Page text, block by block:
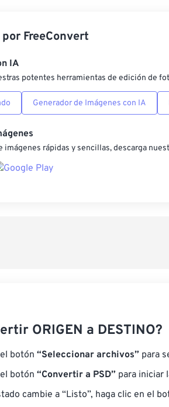
por FreeConvert
IA
potentes herramientas de edición de
Generador de Imágenes con IA
imágenes rápidas y sencillas, descarga
ORIGEN a DESTINO?
botón “Seleccionar archivos” para
botón “Convertir a PSD” para iniciar
cambie a “Listo”, haga clic en el